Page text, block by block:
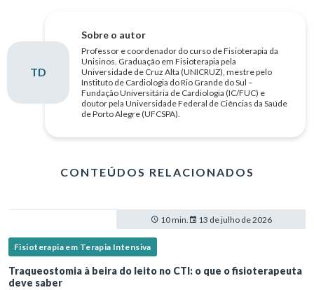
TD
Sobre o autor
Professor e coordenador do curso de Fisioterapia da
Unisinos. Graduação em Fisioterapia pela
Universidade de Cruz Alta (UNICRUZ), mestre pelo
Instituto de Cardiologia do Rio Grande do Sul –
Fundação Universitária de Cardiologia (IC/FUC) e
doutor pela Universidade Federal de Ciências da Saúde
de Porto Alegre (UFCSPA).
CONTEÚDOS RELACIONADOS
10 min. 13 de julho de 2026
Fisioterapia em Terapia Intensiva
Traqueostomia à beira do leito no CTI: o que o fisioterapeuta
deve saber